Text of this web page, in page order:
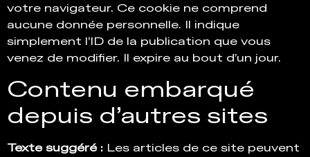
votre navigateur. Ce cookie ne comprend
aucune donnée personnelle. Il indique
simplement l’ID de la publication que vous
venez de modifier. Il expire au bout d’un jour.
Contenu embarqué
depuis d’autres sites
Texte suggéré : Les articles de ce site peuvent